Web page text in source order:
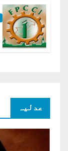
عدلیہ